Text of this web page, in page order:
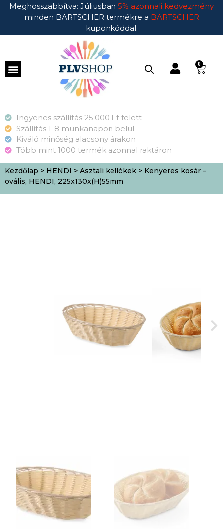
Meghosszabbítva: Júliusban 5% azonnali kedvezmény
minden BARTSCHER termékre a BARTSCHER
kuponkóddal.
0
Ingyenes szállítás 25.000 Ft felett
Szállítás 1-8 munkanapon belül
Kiváló minőség alacsony árakon
Több mint 1000 termék azonnal raktáron
Kezdőlap > HENDI > Asztali kellékek > Kenyeres kosár –
ovális, HENDI, 225x130x(H)55mm